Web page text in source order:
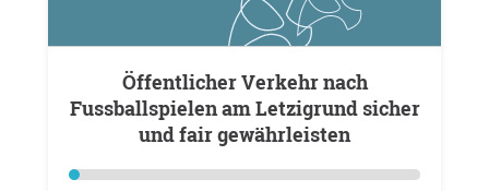
Öffentlicher Verkehr nach
Fussballspielen am Letzigrund sicher
und fair gewährleisten